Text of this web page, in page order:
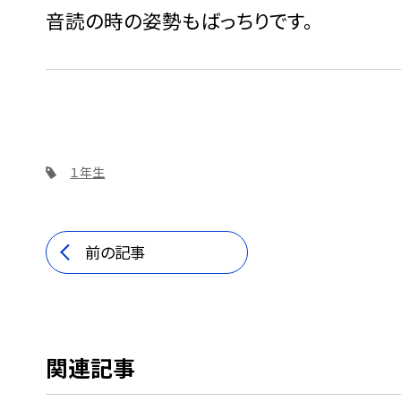
音読の時の姿勢もばっちりです。
１年生
前の記事
関連記事